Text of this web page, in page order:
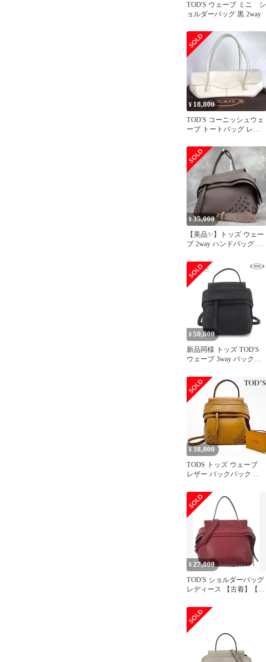
TOD'S ウェーブ ミニ シ
ョルダーバッグ 黒 2way
¥ 18,800
TOD'S コーニッシュウェ
ーブ トートバッグ レザ
¥35,000
【美品✨】トッズ ウェー
ブ 2way ハンドバッグ シ
¥ 50,000
新品同様 トッズ TOD'S
ウェーブ 3way バックパ
バッグ リュックサッ レ
ザー ブラック シルバー
金具 90329417
¥38,800
TODS トッズ ウェーブ
レザー バックパック リ
ース
¥27,000
TOD'S ショルダーバッグ
レディース 【古着】【中